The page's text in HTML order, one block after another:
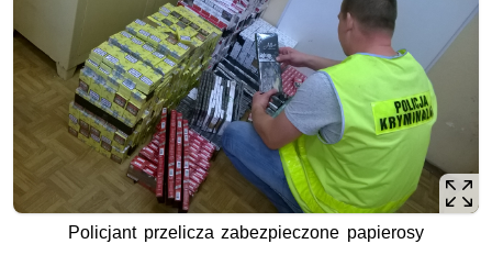
Policjant przelicza zabezpieczone papierosy